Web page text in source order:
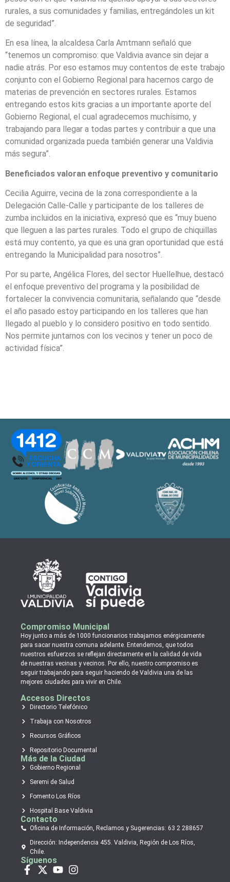
rurales, a sus comunidades y familias, entregándoles un kit
de seguridad”.
En esa línea, la alcaldesa Carla Amtmann señaló que
“tenemos un compromiso: que Valdivia avance sin dejar a
nadie atrás. Por eso estamos muy contentos de este trabajo
conjunto con el Gobierno Regional para hacernos cargo de
materias de prevención en sectores rurales. Estamos
entregando estos kits gracias a un importante aporte del
Gobierno Regional, el cual agradecemos muchísimo, y
trabajando para llegar a todas partes y contribuir a que una
comunidad organizada pueda también generar una Valdivia
más segura”.
Beneficiados valoran enfoque preventivo y comunitario
Cecilia Aguirre, vecina de la zona correspondiente a la
Delegación Calle-Calle y participante de los talleres de
zumba incluidos en la iniciativa, expresó que es “muy bueno
que lleguen a las partes rurales. Todo el grupo de chiquillas
está muy contento, ya que es una gran oportunidad que está
entregando la Municipalidad para nosotros”.
Por su parte, Angélica Flores, del sector Huellelhue, destacó
el enfoque preventivo del programa y la posibilidad de
fortalecer la convivencia comunitaria, señalando que “desde
el año pasado estoy participando en los talleres que han
llegado al pueblo y lo considero positivo en todo sentido.
Nos permite juntarnos con los vecinos y tener un poco de
actividad física”.
Compromiso Municipal
Hoy junto a más de 1000 funcionarios trabajamos enérgicamente
para sacar nuestra comuna adelante. Entendemos, que todos
nuestros esfuerzos se reflejan directamente en la calidad de vida
de nuestras vecinas y vecinos. Por ello, nuestro compromiso es
seguir trabajando para seguir haciendo de Valdivia una de las
mejores ciudades para vivir en Chile.
Accesos Directos
Directorio Telefónico
Trabaja con Nosotros
Recursos Gráficos
Repositorio Documental
Más de la Ciudad
Gobierno Regional
Seremi de Salud
Fomento Los Ríos
Hospital Base Valdivia
Contacto
Oficina de Información, Reclamos y Sugerencias: 63 2 288657
Dirección: Independencia 455. Valdivia, Región de Los Ríos,
Chile.
Síguenos